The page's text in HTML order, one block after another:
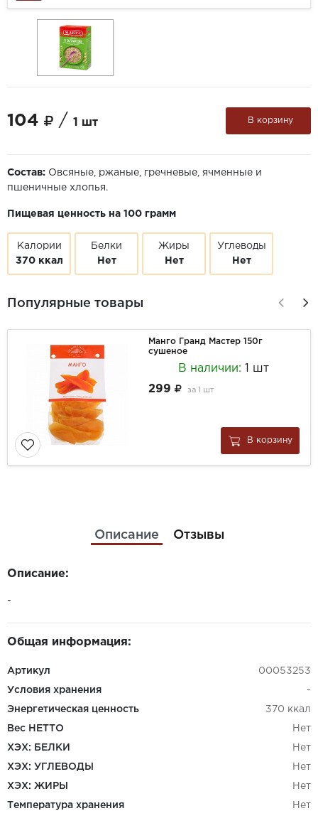
104 / 1 шт В корзину
Состав: Овсяные, ржаные, гречневые, ячменные и
пшеничные хлопья.
Пищевая ценность на 100 грамм
Калории
370 ккал
Белки
Нет
Жиры
Нет
Углеводы
Нет
Популярные товары
Манго Гранд Мастер 150г
сушеное
В наличии:
1 шт
299
за 1 шт
В корзину
Описание Отзывы
Описание:
-
Общая информация:
Артикул 00053253
Условия хранения -
Энергетическая ценность 370 ккал
Вес НЕТТО Нет
ХЭХ: БЕЛКИ Нет
ХЭХ: УГЛЕВОДЫ Нет
ХЭХ: ЖИРЫ Нет
Температура хранения Нет